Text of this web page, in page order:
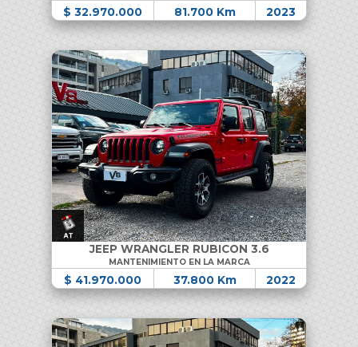
$ 32.970.000 81.700 Km 2023
JEEP WRANGLER RUBICON 3.6
MANTENIMIENTO EN LA MARCA
$ 41.970.000 37.800 Km 2022